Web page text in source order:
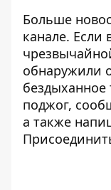
Больше
канале. Если
обнаружили
бездыханное
поджог,
а также